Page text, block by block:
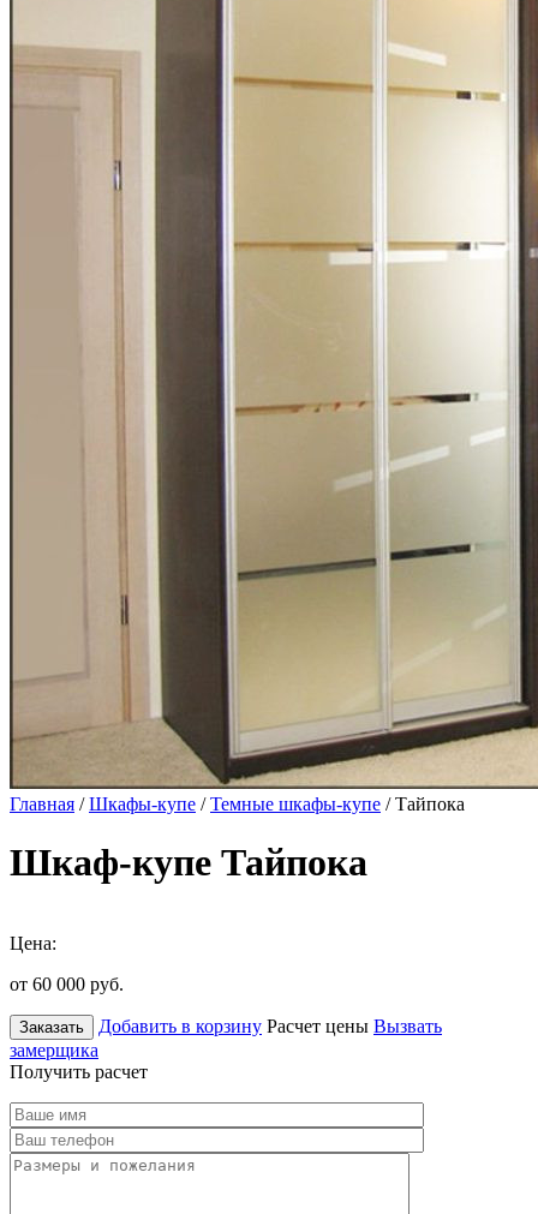
Главная /Шкафы-купе /Темные шкафы-купе / Тайпока
Шкаф-купе Тайпока
Цена:
от 60 000 руб.
Заказать Добавить в корзину Расчет цены Вызвать
замерщика
Получить расчет